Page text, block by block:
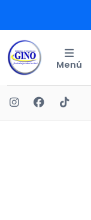
Menú